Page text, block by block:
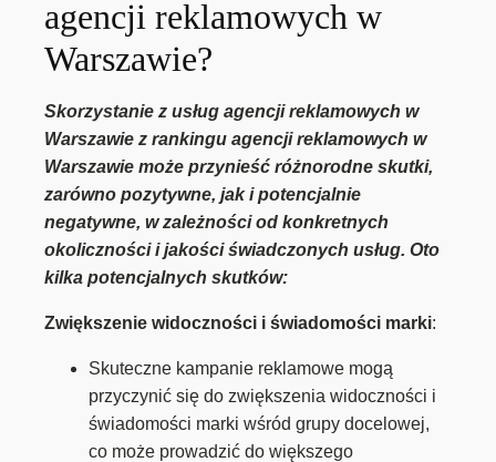
agencji reklamowych w
Warszawie?
Skorzystanie z usług agencji reklamowych w
Warszawie z rankingu agencji reklamowych w
Warszawie może przynieść różnorodne skutki,
zarówno pozytywne, jak i potencjalnie
negatywne, w zależności od konkretnych
okoliczności i jakości świadczonych usług. Oto
kilka potencjalnych skutków:
Zwiększenie widoczności i świadomości marki:
Skuteczne kampanie reklamowe mogą
przyczynić się do zwiększenia widoczności i
świadomości marki wśród grupy docelowej,
co może prowadzić do większego